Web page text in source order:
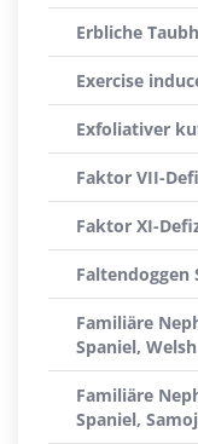
Erbliche
Exercise
Exfoliativer
Faktor VII-
Faktor XI-
Faltendoggen
Familiäre
Spaniel,
Familiäre
Spaniel,